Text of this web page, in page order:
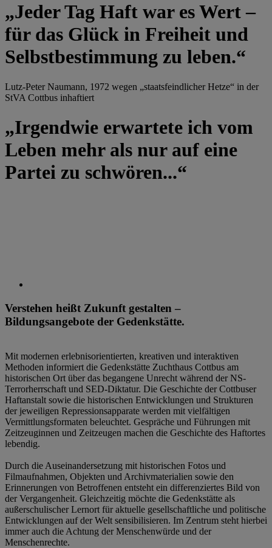
„Jeder Tag Haft war es Wert –
für das Glück in Freiheit und
Selbstbestimmung zu leben.“
Lutz-Peter Naumann, 1972 wegen „staatsfeindlicher Hetze“ in der
StVA Cottbus inhaftiert
„Irgendwie erwartete ich vom
Leben mehr als nur auf eine
Partei zu schwören...“
Verstehen heißt Zukunft gestalten –
Bildungsangebote der Gedenkstätte.
Mit modernen erlebnisorientierten, kreativen und interaktiven
Methoden informiert die Gedenkstätte Zuchthaus Cottbus am
historischen Ort über das begangene Unrecht während der NS-
Terrorherrschaft und SED-Diktatur. Die Geschichte der Cottbuser
Haftanstalt sowie die historischen Entwicklungen und Strukturen
der jeweiligen Repressionsapparate werden mit vielfältigen
Vermittlungsformaten beleuchtet. Gespräche und Führungen mit
Zeitzeuginnen und Zeitzeugen machen die Geschichte des Haftortes
lebendig.
Durch die Auseinandersetzung mit historischen Fotos und
Filmaufnahmen, Objekten und Archivmaterialien sowie den
Erinnerungen von Betroffenen entsteht ein differenziertes Bild von
der Vergangenheit. Gleichzeitig möchte die Gedenkstätte als
außerschulischer Lernort für aktuelle gesellschaftliche und politische
Entwicklungen auf der Welt sensibilisieren. Im Zentrum steht hierbei
immer auch die Achtung der Menschenwürde und der
Menschenrechte.